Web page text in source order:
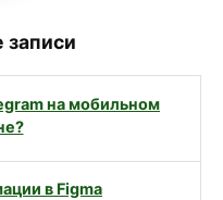
записи
на мобильном
в Figma